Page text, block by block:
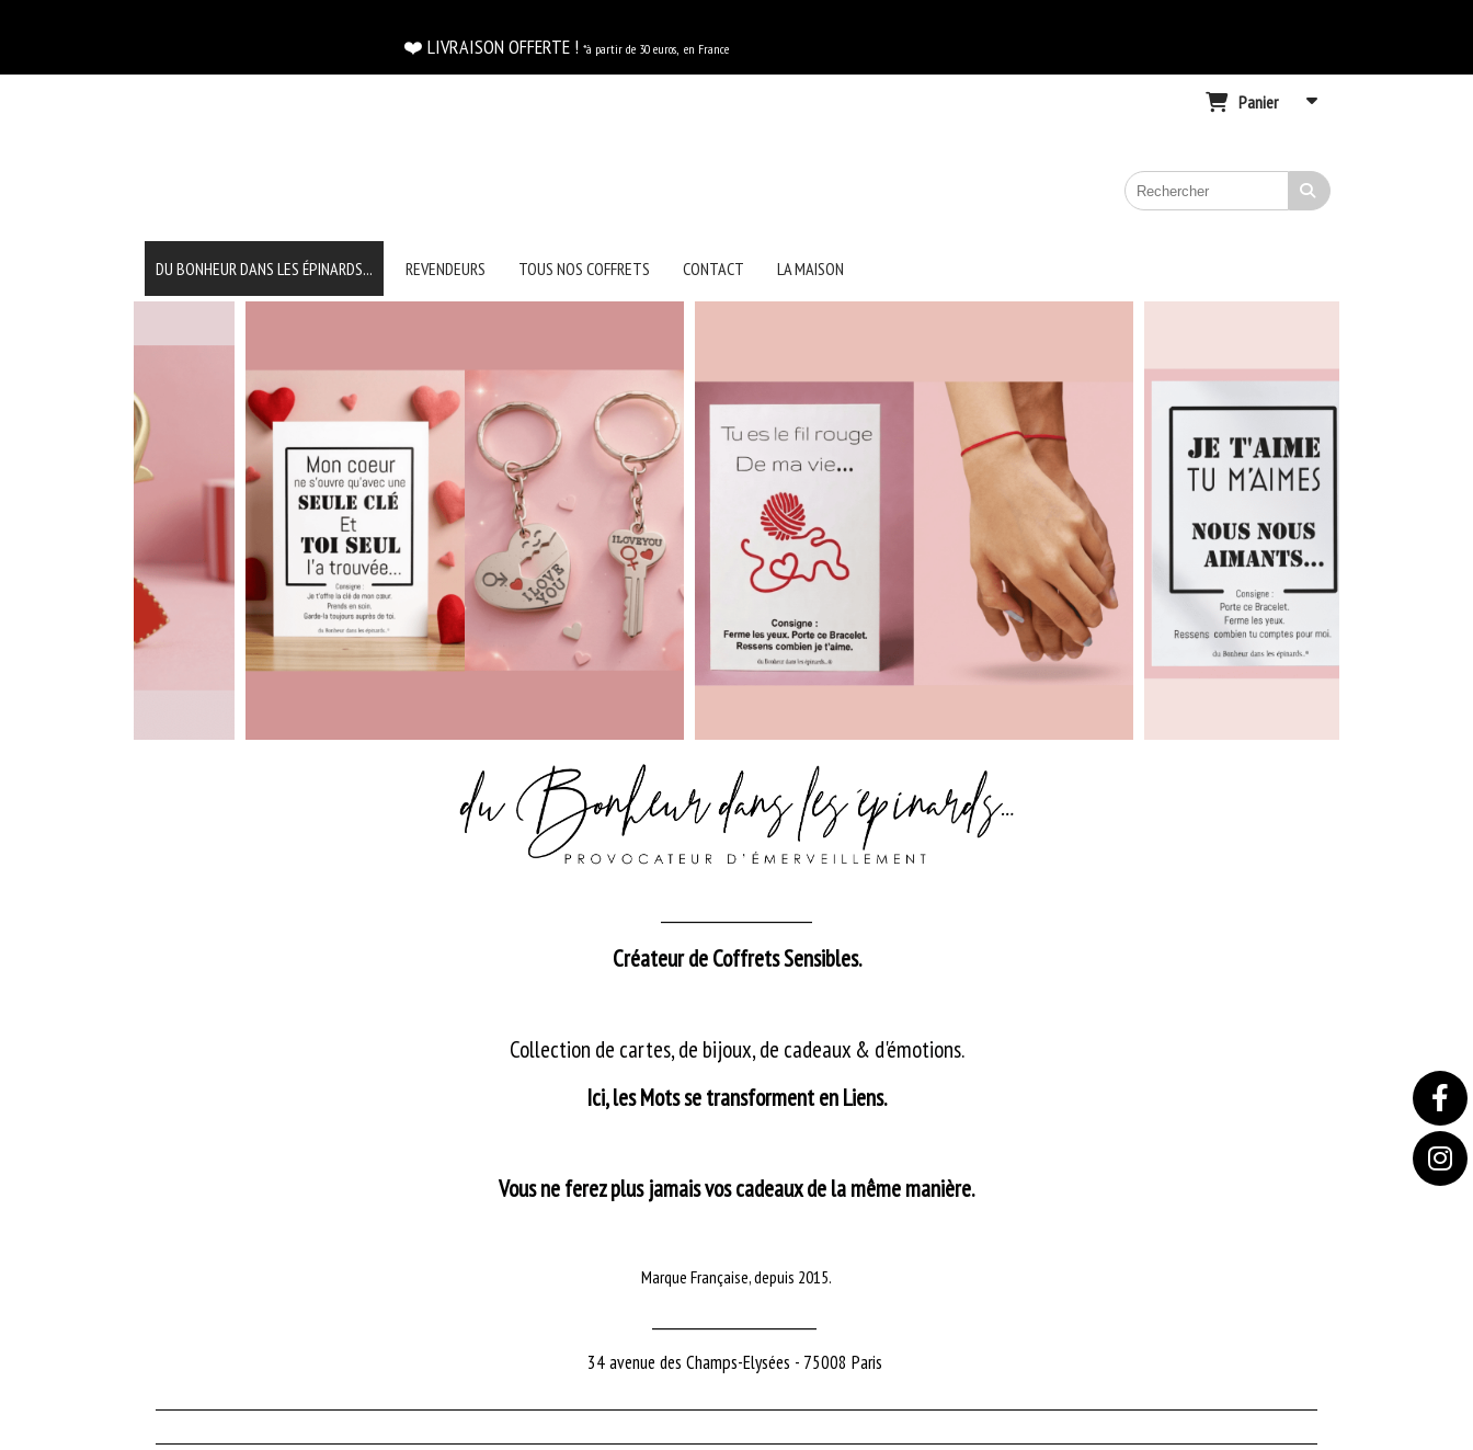
❤️ LIVRAISON OFFERTE ! *à partir de 30 euros, en France
Panier
DU BONHEUR DANS LES ÉPINARDS... REVENDEURS TOUS NOS COFFRETS CONTACT LA MAISON
Créateur de Coffrets Sensibles.
Collection de cartes, de bijoux, de cadeaux & d'émotions.
Ici, les Mots se transforment en Liens.
Vous ne ferez plus jamais vos cadeaux de la même manière.
Marque Française, depuis 2015.
34 avenue des Champs-Elysées - 75008 Paris